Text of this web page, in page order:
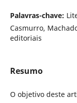
Palavras-chave:
Casmurro,
editoriais
Resumo
O objetivo deste